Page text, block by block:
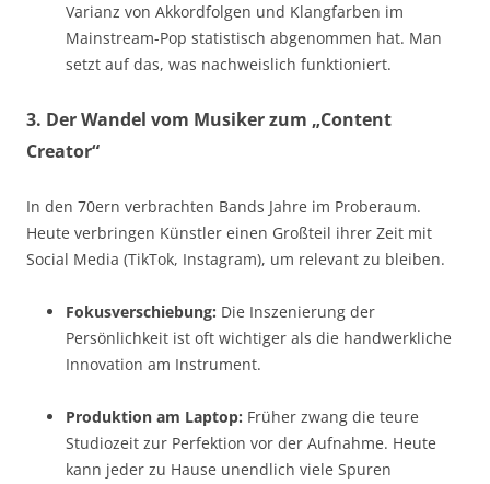
Varianz von Akkordfolgen und Klangfarben im
Mainstream-Pop statistisch abgenommen hat. Man
setzt auf das, was nachweislich funktioniert.
3. Der Wandel vom Musiker zum „Content
Creator“
In den 70ern verbrachten Bands Jahre im Proberaum.
Heute verbringen Künstler einen Großteil ihrer Zeit mit
Social Media (TikTok, Instagram), um relevant zu bleiben.
Fokusverschiebung: Die Inszenierung der
Persönlichkeit ist oft wichtiger als die handwerkliche
Innovation am Instrument.
Produktion am Laptop: Früher zwang die teure
Studiozeit zur Perfektion vor der Aufnahme. Heute
kann jeder zu Hause unendlich viele Spuren